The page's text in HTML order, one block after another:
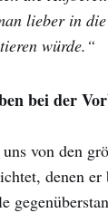
lieber in
würde.“
bei der
von den
denen